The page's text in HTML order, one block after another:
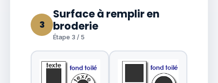
3
Surface à remplir en
broderie
Étape 3 / 5